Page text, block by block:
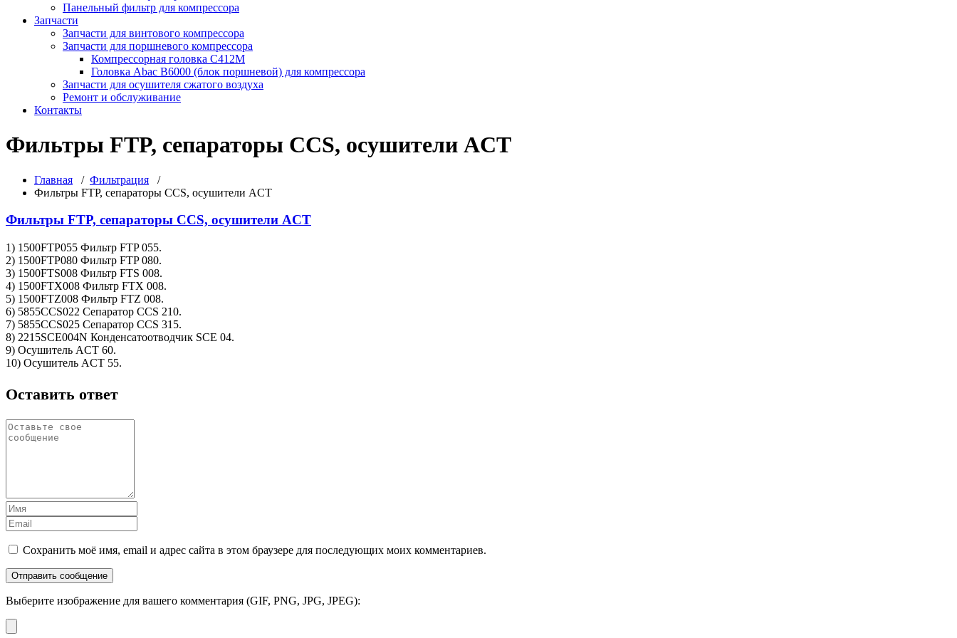
Панельный фильтр для компрессора
Запчасти
Запчасти для винтового компрессора
Запчасти для поршневого компрессора
Компрессорная головка С412М
Головка Abac B6000 (блок поршневой) для компрессора
Запчасти для осушителя сжатого воздуха
Ремонт и обслуживание
Контакты
Фильтры FTP, сепараторы CCS, осушители ACT
Главная / Фильтрация /
Фильтры FTP, сепараторы CCS, осушители ACT
Фильтры FTP, сепараторы CCS, осушители ACT
1) 1500FTP055 Фильтр FTP 055.
2) 1500FTP080 Фильтр FTP 080.
3) 1500FTS008 Фильтр FTS 008.
4) 1500FTX008 Фильтр FTX 008.
5) 1500FTZ008 Фильтр FTZ 008.
6) 5855CCS022 Сепаратор CCS 210.
7) 5855CCS025 Сепаратор CCS 315.
8) 2215SCE004N Конденсатоотводчик SCE 04.
9) Осушитель ACT 60.
10) Осушитель ACT 55.
Оставить ответ
Сохранить моё имя, email и адрес сайта в этом браузере для последующих моих комментариев.
Выберите изображение для вашего комментария (GIF, PNG, JPG, JPEG):